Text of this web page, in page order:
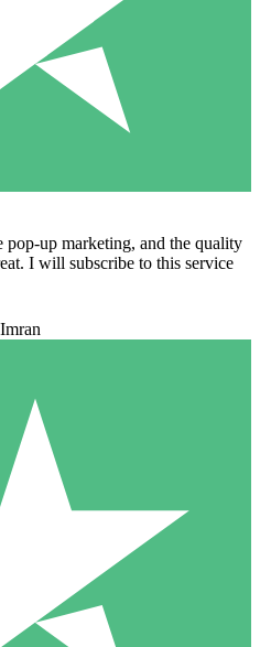
pop-up marketing, and the quality
I will subscribe to this service
Imran